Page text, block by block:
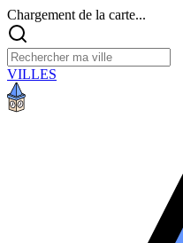
Chargement de la carte...
VILLES